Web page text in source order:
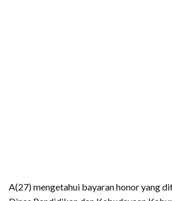
A(27) mengetahui bayaran honor yang